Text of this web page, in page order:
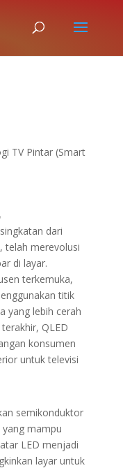
TV Pintar (Smart
dari
telah merevolusi
di layar.
terkemuka,
titik
yang lebih cerah
QLED
konsumen
untuk televisi
semikonduktor
mampu
LED menjadi
layar untuk